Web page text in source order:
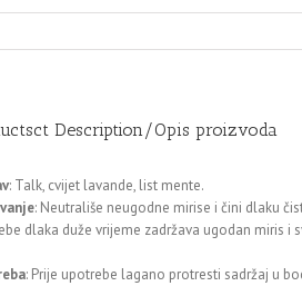
Description/Opis proizvoda
: Talk, cvijet lavande, list mente.
: Neutrališe neugodne mirise i čini dlaku
dlaka duže vrijeme zadržava ugodan miris i
: Prije upotrebe lagano protresti sadržaj u